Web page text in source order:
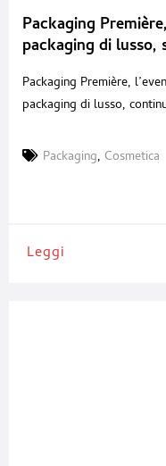
Packaging
packaging di lusso,
Packaging Première,
packaging di lusso,
maggio negli spazi di
Packaging, Cosmetica
Leggi